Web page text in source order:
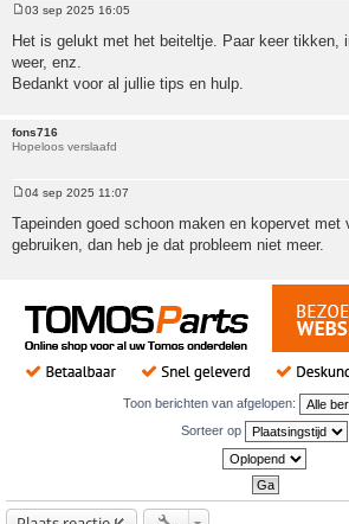
03 sep 2025 16:05
Het is gelukt met het beiteltje. Paar keer tikken,
weer, enz.
Bedankt voor al jullie tips en hulp.
fons716
Hopeloos verslaafd
04 sep 2025 11:07
Tapeinden goed schoon maken en kopervet met
gebruiken, dan heb je dat probleem niet meer.
Toon berichten van afgelopen:
Sorteer op